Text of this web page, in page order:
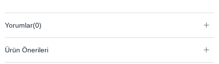
Yorumlar(0)
Ürün Önerileri